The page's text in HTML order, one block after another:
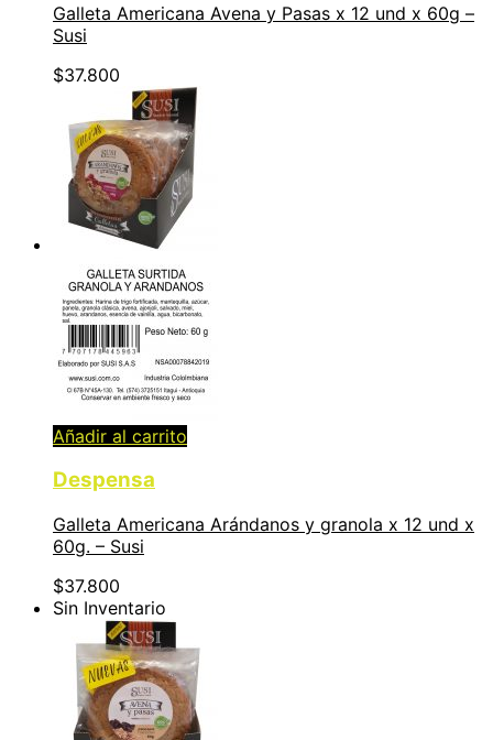
Galleta Americana Avena y Pasas x 12 und x 60g –
Susi
$37.800
Añadir al carrito
Despensa
Galleta Americana Arándanos y granola x 12 und x
60g. – Susi
$37.800
Sin Inventario